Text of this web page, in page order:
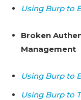
Using Burp to
Broken
Management
Using Burp to
Using Burp to